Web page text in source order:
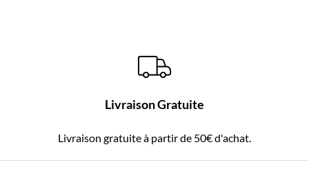
Livraison Gratuite
Livraison gratuite à partir de 50€ d'achat.